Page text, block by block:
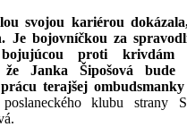
svojou kariérou
Je bojovníčkou za
proti krivdám
že Janka Šipošová
terajšej
poslaneckého klubu strany